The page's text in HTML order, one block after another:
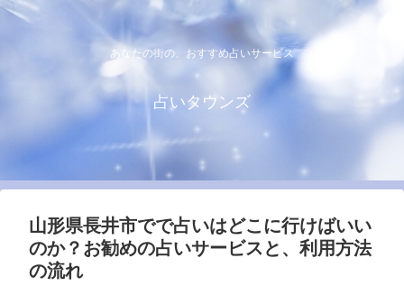
あなたの街の、おすすめ占いサービス
占いタウンズ
山形県長井市でで占いはどこに行けばいい
のか？お勧めの占いサービスと、利用方法
の流れ